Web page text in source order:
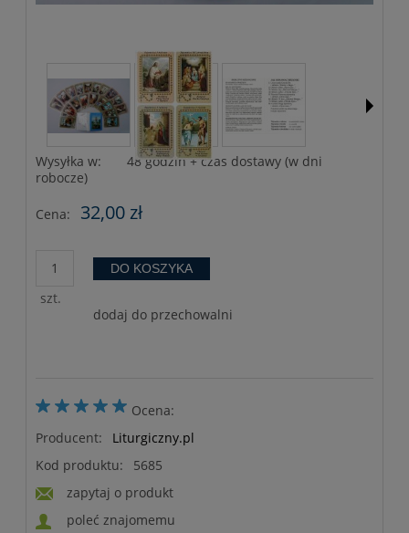
Wysyłka w:
48 godzin + czas dostawy (w dni
robocze)
Cena: 32,00 zł
szt.
DO KOSZYKA
dodaj do przechowalni
Ocena:
Producent:
Liturgiczny.pl
Kod produktu:
5685
zapytaj o produkt
poleć znajomemu